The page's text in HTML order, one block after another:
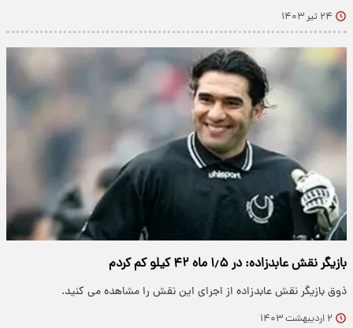
۲۴ تیر ۱۴۰۳
بازیگر نقش عابدزاده: در ۱٫۵ ماه ۴۲ کیلو کم کردم
ذوق بازیگر نقش عابدزاده از اجرای این نقش را مشاهده می کنید.
۲ اردیبهشت ۱۴۰۳